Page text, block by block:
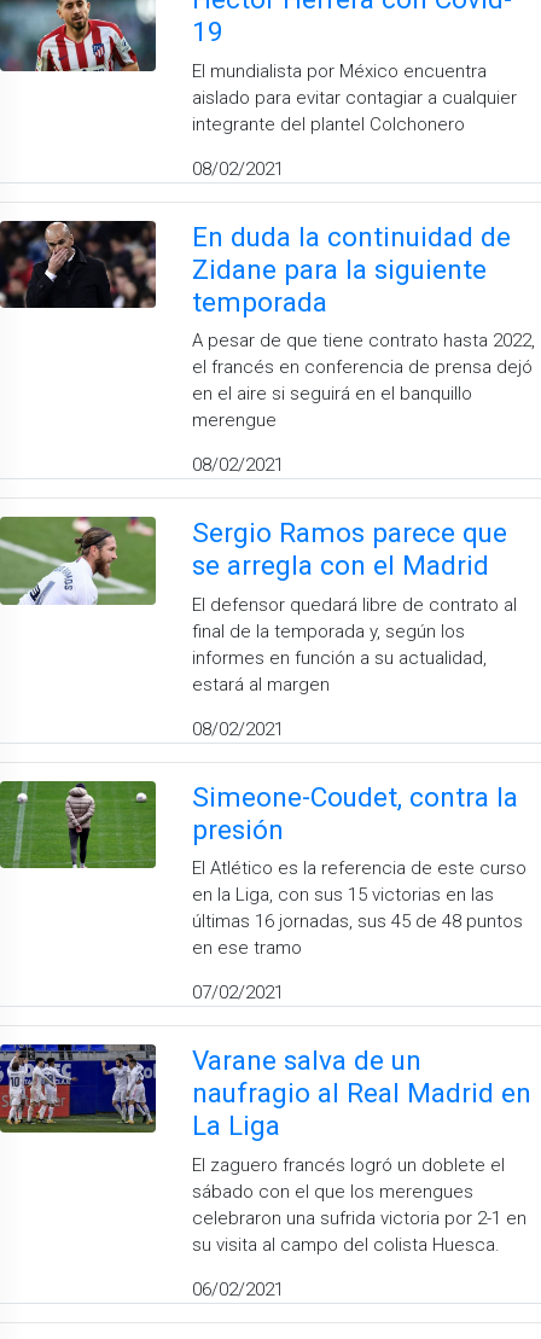
19
El mundialista por México encuentra
aislado para evitar contagiar a cualquier
integrante del plantel Colchonero
08/02/2021
En duda la continuidad de
Zidane para la siguiente
temporada
A pesar de que tiene contrato hasta 2022,
el francés en conferencia de prensa dejó
en el aire si seguirá en el banquillo
merengue
08/02/2021
Sergio Ramos parece que
se arregla con el Madrid
El defensor quedará libre de contrato al
final de la temporada y, según los
informes en función a su actualidad,
estará al margen
08/02/2021
Simeone-Coudet, contra la
presión
El Atlético es la referencia de este curso
en la Liga, con sus 15 victorias en las
últimas 16 jornadas, sus 45 de 48 puntos
en ese tramo
07/02/2021
Varane salva de un
naufragio al Real Madrid en
La Liga
El zaguero francés logró un doblete el
sábado con el que los merengues
celebraron una sufrida victoria por 2-1 en
su visita al campo del colista Huesca.
06/02/2021